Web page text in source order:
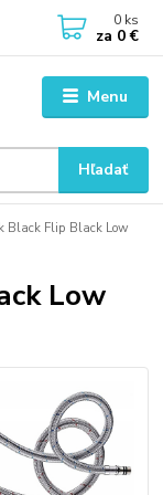
Menu
Hľadať
0 ks
za 0 €
Black Flip Black Low
Low